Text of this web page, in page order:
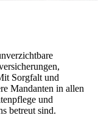
Sorgfalt und
Mandanten in allen
und
betreut sind.